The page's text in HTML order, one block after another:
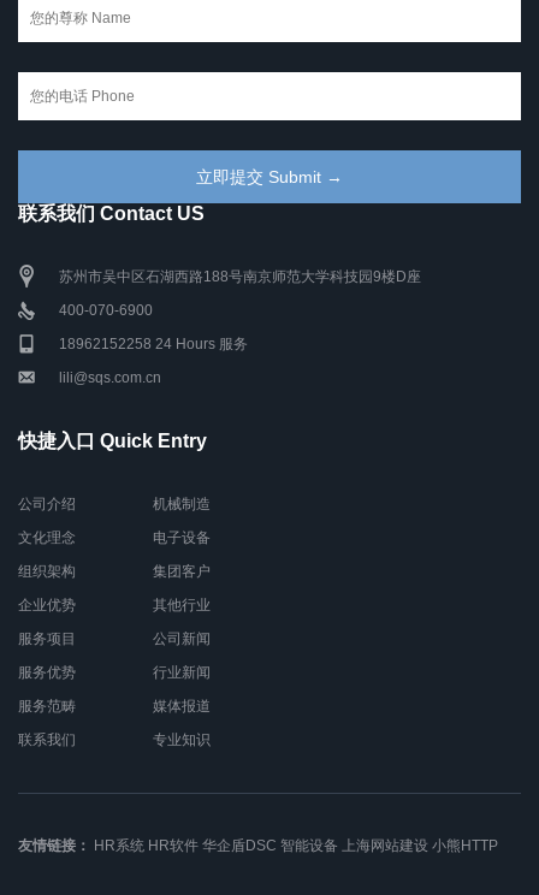
联系我们 Contact US
苏州市吴中区石湖西路188号南京师范大学科技园9楼D座
400-070-6900
18962152258 24 Hours 服务
lili@sqs.com.cn
快捷入口 Quick Entry
公司介绍
文化理念
组织架构
企业优势
服务项目
服务优势
服务范畴
联系我们
机械制造
电子设备
集团客户
其他行业
公司新闻
行业新闻
媒体报道
专业知识
友情链接： HR系统 HR软件 华企盾DSC 智能设备 上海网站建设 小熊HTTP